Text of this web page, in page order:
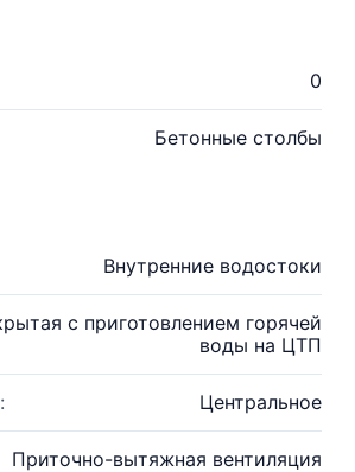
0
Бетонные столбы
Внутренние водостоки
с приготовлением горячей
воды на ЦТП
Центральное
Приточно-вытяжная вентиляция